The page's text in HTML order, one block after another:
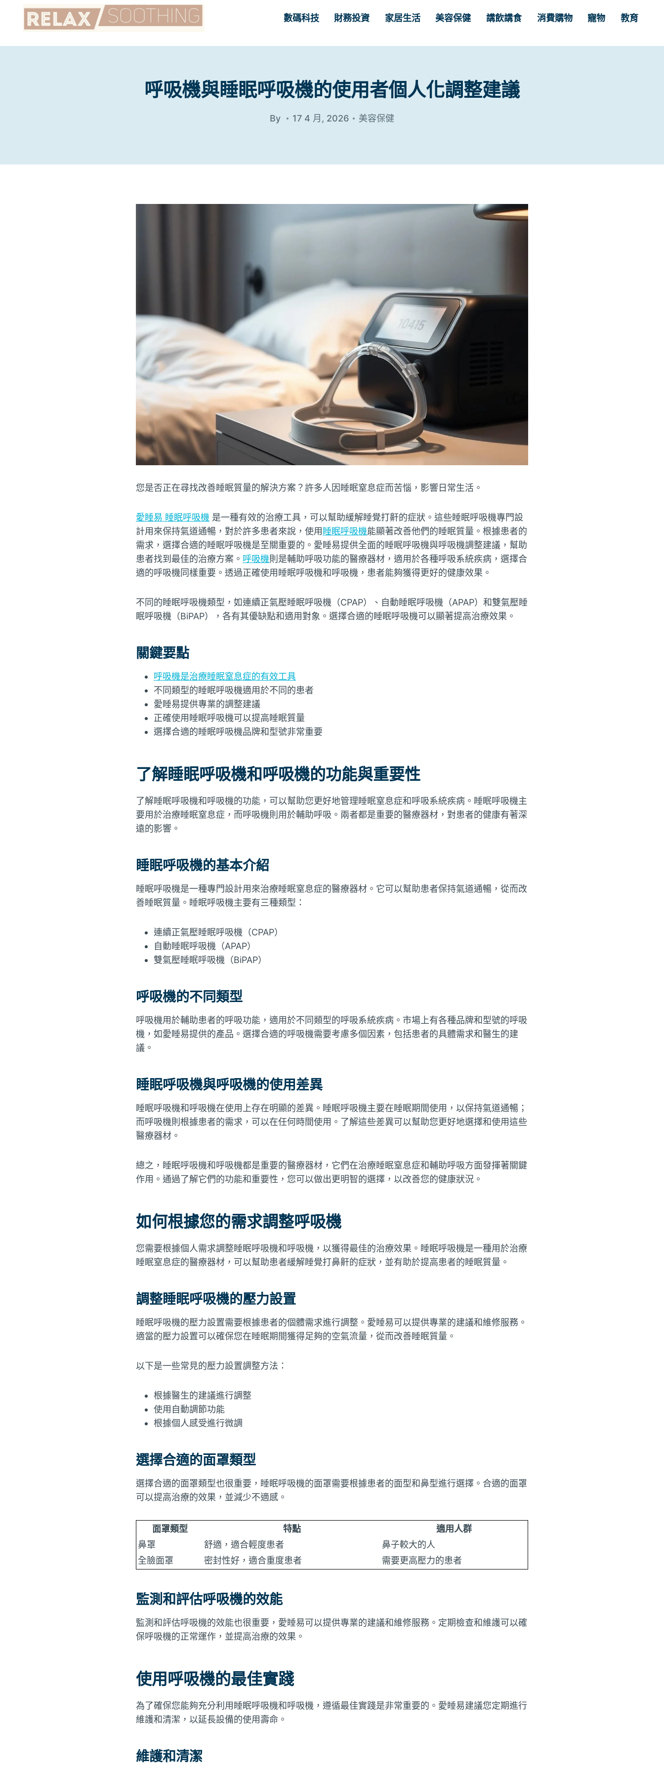
數碼科技 財務投資 家居生活 美容保健 講飲講食 消費購物 寵物 教育
呼吸機與睡眠呼吸機的使用者個人化調整建議
By 17 4 月, 2026 美容保健
您是否正在尋找改善睡眠質量的解決方案？許多人因睡眠窒息症而苦惱，影響日常生活。
愛睡易 睡眠呼吸機 是一種有效的治療工具，可以幫助緩解睡覺打鼾的症狀。這些睡眠呼吸機專門設
計用來保持氣道通暢，對於許多患者來說，使用 睡眠呼吸機能顯著改善他們的睡眠質量。根據患者的
需求，選擇合適的睡眠呼吸機是至關重要的。愛睡易提供全面的睡眠呼吸機與呼吸機調整建議，幫助
患者找到最佳的治療方案。 呼吸機則是輔助呼吸功能的醫療器材，適用於各種呼吸系統疾病，選擇合
適的呼吸機同樣重要。透過正確使用睡眠呼吸機和呼吸機，患者能夠獲得更好的健康效果。
不同的睡眠呼吸機類型，如連續正氣壓睡眠呼吸機（CPAP）、自動睡眠呼吸機（APAP）和雙氣壓睡
眠呼吸機（BiPAP），各有其優缺點和適用對象。選擇合適的睡眠呼吸機可以顯著提高治療效果。
關鍵要點
呼吸機是治療睡眠窒息症的有效工具
不同類型的睡眠呼吸機適用於不同的患者
愛睡易提供專業的調整建議
正確使用睡眠呼吸機可以提高睡眠質量
選擇合適的睡眠呼吸機品牌和型號非常重要
了解睡眠呼吸機和呼吸機的功能與重要性
了解睡眠呼吸機和呼吸機的功能，可以幫助您更好地管理睡眠窒息症和呼吸系統疾病。睡眠呼吸機主
要用於治療睡眠窒息症，而呼吸機則用於輔助呼吸。兩者都是重要的醫療器材，對患者的健康有著深
遠的影響。
睡眠呼吸機的基本介紹
睡眠呼吸機是一種專門設計用來治療睡眠窒息症的醫療器材。它可以幫助患者保持氣道通暢，從而改
善睡眠質量。睡眠呼吸機主要有三種類型：
連續正氣壓睡眠呼吸機（CPAP）
自動睡眠呼吸機（APAP）
雙氣壓睡眠呼吸機（BiPAP）
呼吸機的不同類型
呼吸機用於輔助患者的呼吸功能，適用於不同類型的呼吸系統疾病。市場上有各種品牌和型號的呼吸
機，如愛睡易提供的產品。選擇合適的呼吸機需要考慮多個因素，包括患者的具體需求和醫生的建
議。
睡眠呼吸機與呼吸機的使用差異
睡眠呼吸機和呼吸機在使用上存在明顯的差異。睡眠呼吸機主要在睡眠期間使用，以保持氣道通暢；
而呼吸機則根據患者的需求，可以在任何時間使用。了解這些差異可以幫助您更好地選擇和使用這些
醫療器材。
總之，睡眠呼吸機和呼吸機都是重要的醫療器材，它們在治療睡眠窒息症和輔助呼吸方面發揮著關鍵
作用。通過了解它們的功能和重要性，您可以做出更明智的選擇，以改善您的健康狀況。
如何根據您的需求調整呼吸機
您需要根據個人需求調整睡眠呼吸機和呼吸機，以獲得最佳的治療效果。睡眠呼吸機是一種用於治療
睡眠窒息症的醫療器材，可以幫助患者緩解睡覺打鼻鼾的症狀，並有助於提高患者的睡眠質量。
調整睡眠呼吸機的壓力設置
睡眠呼吸機的壓力設置需要根據患者的個體需求進行調整。愛睡易可以提供專業的建議和維修服務。
適當的壓力設置可以確保您在睡眠期間獲得足夠的空氣流量，從而改善睡眠質量。
以下是一些常見的壓力設置調整方法：
根據醫生的建議進行調整
使用自動調節功能
根據個人感受進行微調
選擇合適的面罩類型
選擇合適的面罩類型也很重要，睡眠呼吸機的面罩需要根據患者的面型和鼻型進行選擇。合適的面罩
可以提高治療的效果，並減少不適感。
面罩類型 特點
適用人群
鼻罩
舒適，適合輕度患者
鼻子較大的人
全臉面罩
密封性好，適合重度患者 需要更高壓力的患者
監測和評估呼吸機的效能
監測和評估呼吸機的效能也很重要，愛睡易可以提供專業的建議和維修服務。定期檢查和維護可以確
保呼吸機的正常運作，並提高治療的效果。
使用呼吸機的最佳實踐
為了確保您能夠充分利用睡眠呼吸機和呼吸機，遵循最佳實踐是非常重要的。愛睡易建議您定期進行
維護和清潔，以延長設備的使用壽命。
維護和清潔